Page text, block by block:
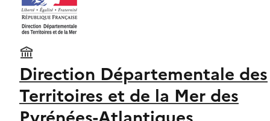
Direction Départementale des
Territoires et de la Mer des